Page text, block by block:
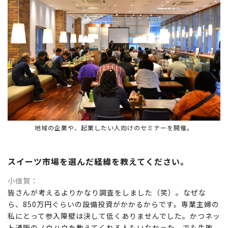
地域の企業や、起業したい人向けのセミナーを開催。
スイーツ市場を選んだ経緯を教えてください。
小値賀
皆さんが考えるよりかなり調査をしました（笑）。なぜな
ら、850万円ぐらいの設備投資がかかるからです。専業主婦の
私にとって参入障壁は決して低くありませんでした。かつネッ